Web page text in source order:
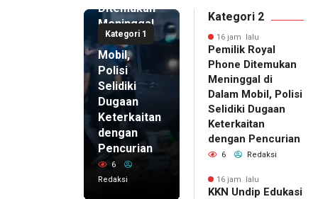
Kategori 1
Ditemukan
Meninggal
di Dalam
Mobil,
Polisi
Selidiki
Dugaan
Keterkaitan
dengan
Pencurian
6
Redaksi
Kategori 2
16 jam lalu
Pemilik Royal
Phone Ditemukan
Meninggal di
Dalam Mobil, Polisi
Selidiki Dugaan
Keterkaitan
dengan Pencurian
6 Redaksi
16 jam lalu
KKN Undip Edukasi